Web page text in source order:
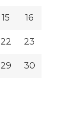
15 16
22 23
29 30